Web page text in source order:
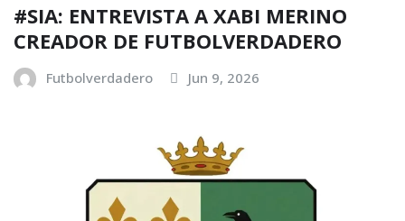
#SIA: ENTREVISTA A XABI MERINO
CREADOR DE FUTBOLVERDADERO
Futbolverdadero Jun 9, 2026